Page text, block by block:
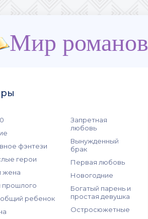
Мир романов
фэнтези
герои
жена
прошлого
общий ребенок
Запретная
любовь
Вынужденный
брак
Первая любовь
Новогодние
Богатый парень и
простая девушка
Остросюжетные